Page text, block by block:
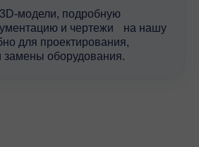
модели, подробную
и чертежи на нашу
для проектирования,
оборудования.